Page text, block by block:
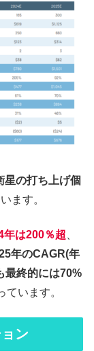
星の打ち上げ個
ます。
年は200％超
年のCAGR(年
最終的には70%
います。
ン